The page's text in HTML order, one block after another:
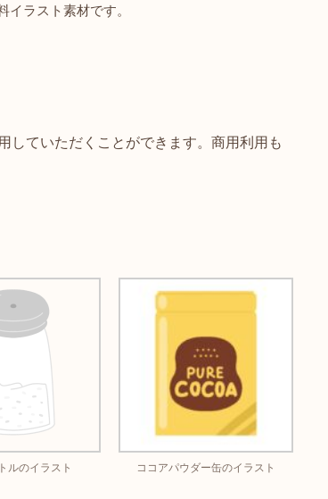
イラスト素材です。
していただくことができます。商用利用も
ルのイラスト ココアパウダー缶のイラスト